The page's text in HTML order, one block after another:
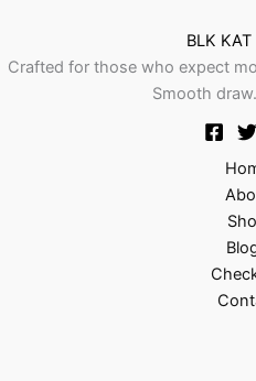
BLK KAT
Crafted for those who expect
Smooth